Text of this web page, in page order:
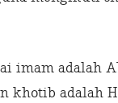
imam adalah
khotib adalah